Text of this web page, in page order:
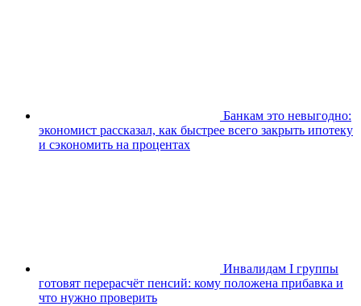
Банкам это невыгодно:
экономист рассказал, как быстрее всего закрыть ипотеку
и сэкономить на процентах
Инвалидам I группы
готовят перерасчёт пенсий: кому положена прибавка и
что нужно проверить